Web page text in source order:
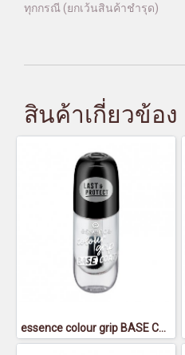
ทุกกรณี (ยกเว้นสินค้าชำรุด)
สินค้าเกี่ยวข้อง
essence colour grip BASE COAT - เอสเซนส์คัลเลอร์กริ๊ปเบสโค้ท